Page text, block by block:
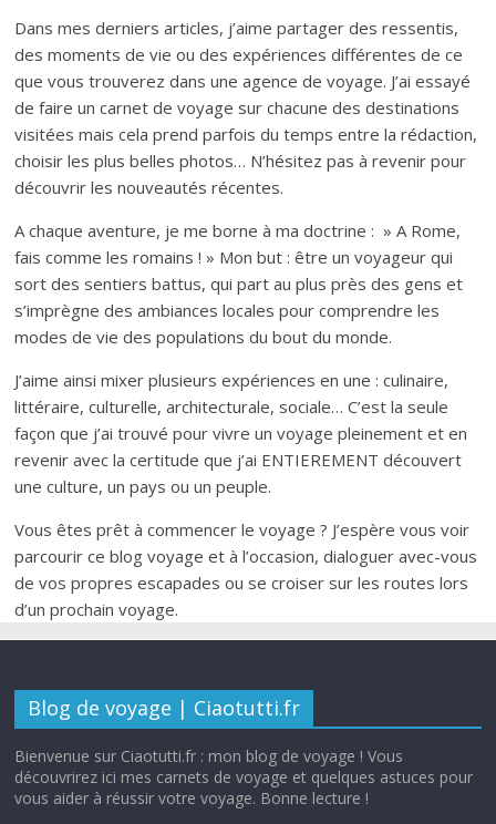
Dans mes derniers articles, j’aime partager des ressentis,
des moments de vie ou des expériences différentes de ce
que vous trouverez dans une agence de voyage. J’ai essayé
de faire un carnet de voyage sur chacune des destinations
visitées mais cela prend parfois du temps entre la rédaction,
choisir les plus belles photos… N’hésitez pas à revenir pour
découvrir les nouveautés récentes.
A chaque aventure, je me borne à ma doctrine : » A Rome,
fais comme les romains ! » Mon but : être un voyageur qui
sort des sentiers battus, qui part au plus près des gens et
s’imprègne des ambiances locales pour comprendre les
modes de vie des populations du bout du monde.
J’aime ainsi mixer plusieurs expériences en une : culinaire,
littéraire, culturelle, architecturale, sociale… C’est la seule
façon que j’ai trouvé pour vivre un voyage pleinement et en
revenir avec la certitude que j’ai ENTIEREMENT découvert
une culture, un pays ou un peuple.
Vous êtes prêt à commencer le voyage ? J’espère vous voir
parcourir ce blog voyage et à l’occasion, dialoguer avec-vous
de vos propres escapades ou se croiser sur les routes lors
d’un prochain voyage.
Blog de voyage | Ciaotutti.fr
Bienvenue sur Ciaotutti.fr : mon blog de voyage ! Vous
découvrirez ici mes carnets de voyage et quelques astuces pour
vous aider à réussir votre voyage. Bonne lecture !